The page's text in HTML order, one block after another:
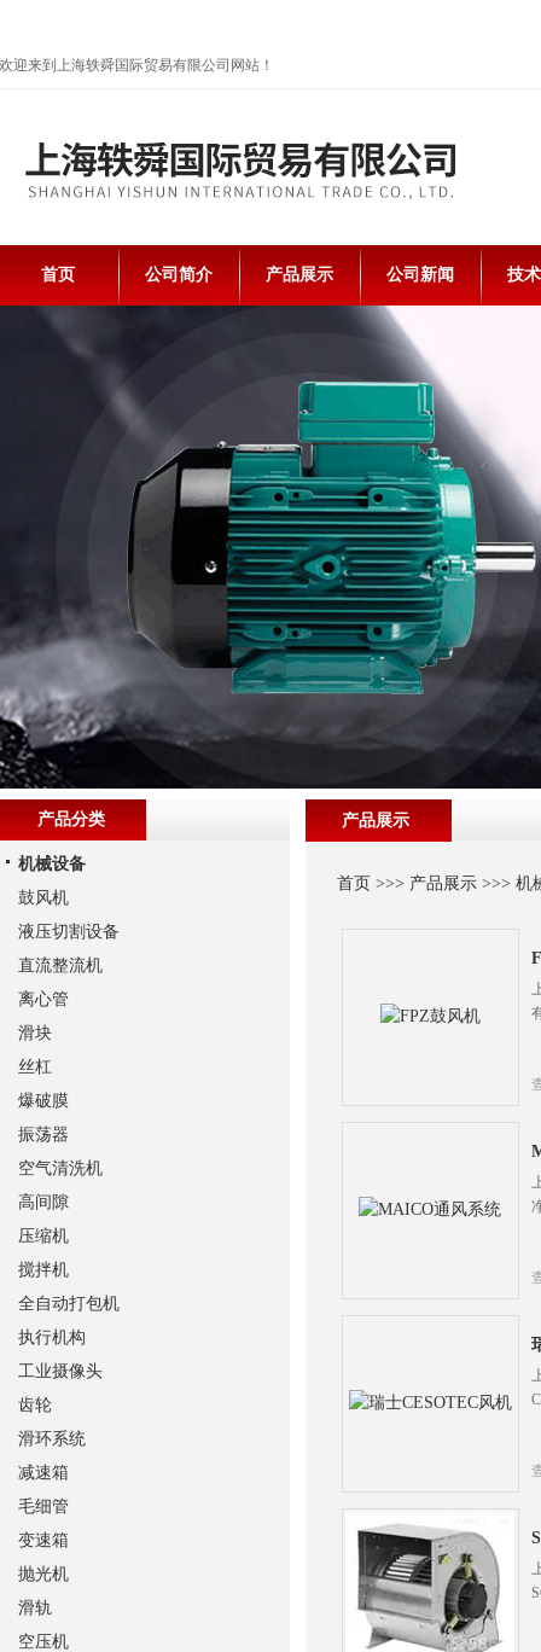
欢迎来到上海轶舜国际贸易有限公司网站！
首页 公司简介 产品展示 公司新闻 技
产品展示
首页 >>> 产品展示 >>>机
产品分类
机械设备
鼓风机
液压切割设备
直流整流机
离心管
滑块
丝杠
爆破膜
振荡器
空气清洗机
高间隙
压缩机
搅拌机
全自动打包机
执行机构
工业摄像头
齿轮
滑环系统
减速箱
毛细管
变速箱
抛光机
滑轨
空压机